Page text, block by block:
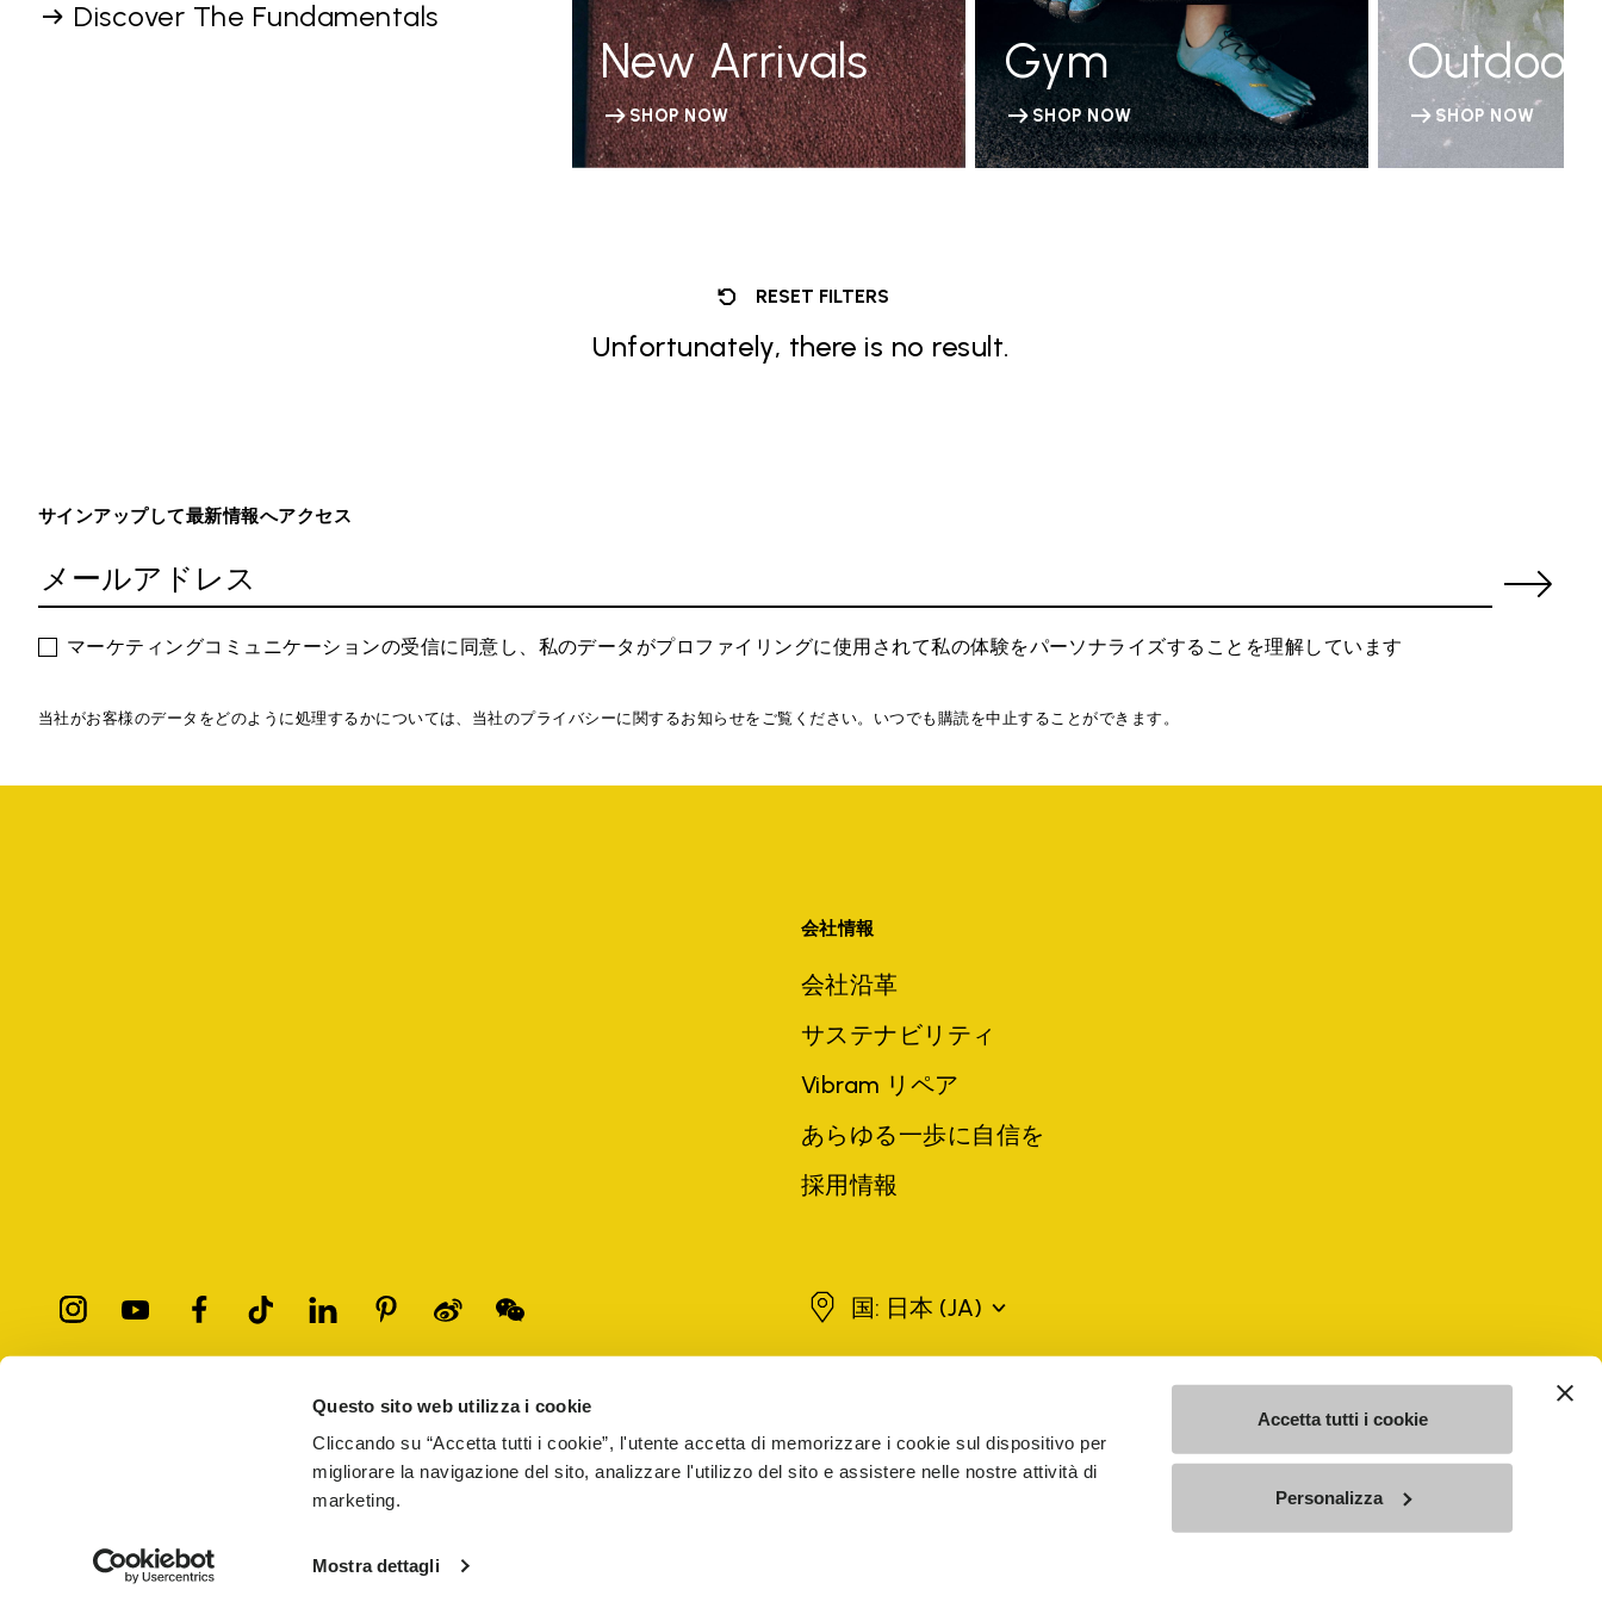
Questo sito web utilizza i cookie
Cliccando su “Accetta tutti i cookie”, l'utente accetta di memorizzare i cookie sul dispositivo per
migliorare la navigazione del sito, analizzare l'utilizzo del sito e assistere nelle nostre attività di
marketing.
Mostra dettagli
Accetta tutti i cookie
Personalizza
Discover The Fundamentals
New Arrivals
SHOP NOW
Gym
SHOP NOW
Outdoor
SHOP NOW
RESET FILTERS
Unfortunately, there is no result.
サインアップして最新情報へアクセス
マーケティングコミュニケーションの受信に同意し、私のデータがプロファイリングに使用されて私の体験をパーソナライズすることを理解しています
当社がお客様のデータをどのように処理するかについては、当社のプライバシーに関するお知らせをご覧ください。いつでも購読を中止することができます。
会社情報
会社沿革
サステナビリティ
Vibram リペア
あらゆる一歩に自信を
採用情報
日本 国: 日本 (JA)
記載されているすべての商標は各所有者に帰属します。第三者のブランド名、製品名、商号、企業名および会社名は、それぞれの所有者または他社の登録商標である場合があり、著作権法に抵触する意図なく、
公式サイトおよび認定販売店で購入された商品のみが当社の保証対象となります。詳しく見る
Vibram Japan KK.（ヴィブラムジャパン株式会社）
プライバシー 利用規約